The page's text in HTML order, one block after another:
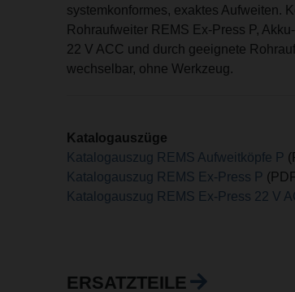
systemkonformes, exaktes Aufweiten.
Rohraufweiter REMS Ex-Press P,
22 V ACC und durch geeignete
wechselbar, ohne Werkzeug.
Katalogauszüge
Katalogauszug REMS Aufweitköpfe P
Katalogauszug REMS Ex-Press P
Katalogauszug REMS Ex-Press 22 V
ERSATZTEILE